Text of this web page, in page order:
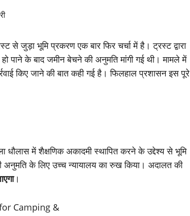
से जुड़ा भूमि प्रकरण एक बार फिर चर्चा में है। ट्रस्ट द्वारा
पाने के बाद जमीन बेचने की अनुमति मांगी गई थी। मामले में
किए जाने की बात कही गई है। फिलहाल प्रशासन इस पूरे
में शैक्षणिक अकादमी स्थापित करने के उद्देश्य से भूमि
अनुमति के लिए उच्च न्यायालय का रुख किया। अदालत की
।